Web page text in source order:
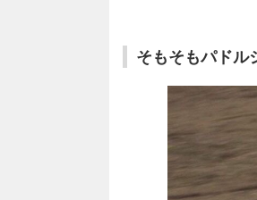
そもそもパドル